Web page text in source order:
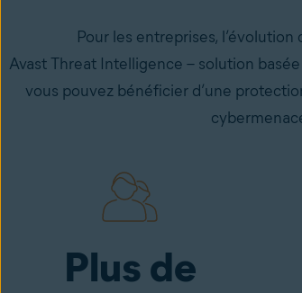
Pour les entreprises,
Avast Threat Intelligence – solution
vous pouvez bénéficier d’une
Plus de